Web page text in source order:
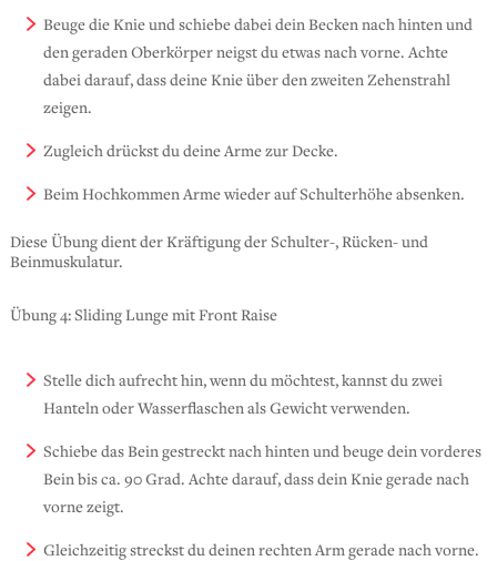
Beuge die Knie und schiebe dabei dein Becken nach hinten und
den geraden Oberkörper neigst du etwas nach vorne. Achte
dabei darauf, dass deine Knie über den zweiten Zehenstrahl
zeigen.
Zugleich drückst du deine Arme zur Decke.
Beim Hochkommen Arme wieder auf Schulterhöhe absenken.
Diese Übung dient der Kräftigung der Schulter-, Rücken- und
Beinmuskulatur.
Übung 4: Sliding Lunge mit Front Raise
Stelle dich aufrecht hin, wenn du möchtest, kannst du zwei
Hanteln oder Wasserflaschen als Gewicht verwenden.
Schiebe das Bein gestreckt nach hinten und beuge dein vorderes
Bein bis ca. 90 Grad. Achte darauf, dass dein Knie gerade nach
vorne zeigt.
Gleichzeitig streckst du deinen rechten Arm gerade nach vorne.